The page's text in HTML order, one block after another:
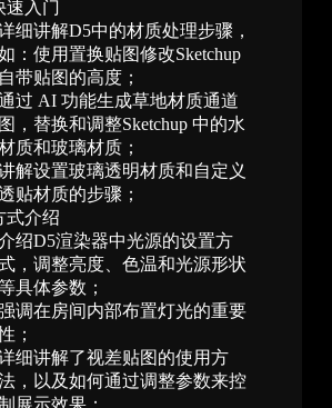
速入门
细讲解D5中的材质处理步骤，
：使用置换贴图修改Sketchup
自带贴图的高度；
过 AI 功能生成草地材质通道
图，替换和调整Sketchup 中的水
质和玻璃材质；
解设置玻璃透明材质和自定义
贴材质的步骤；
式介绍
绍D5渲染器中光源的设置方
，调整亮度、色温和光源形状
具体参数；
调在房间内部布置灯光的重要
；
细讲解了视差贴图的使用方
，以及如何通过调整参数来控
展示效果；